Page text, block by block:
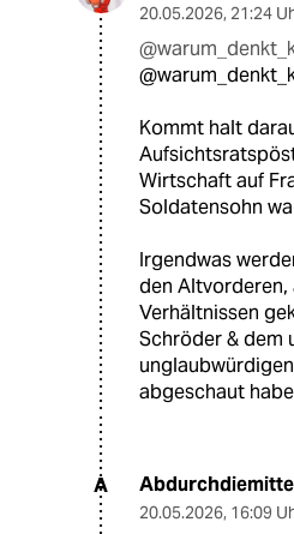
20.05.2026, 21:24
Kommt halt
Wirtschaft auf
Soldatensohn
Irgendwas
den Altvorderen,
Verhältnissen
Schröder & dem
abgeschaut
A Abdurchdiemitte
20.05.2026, 16:09